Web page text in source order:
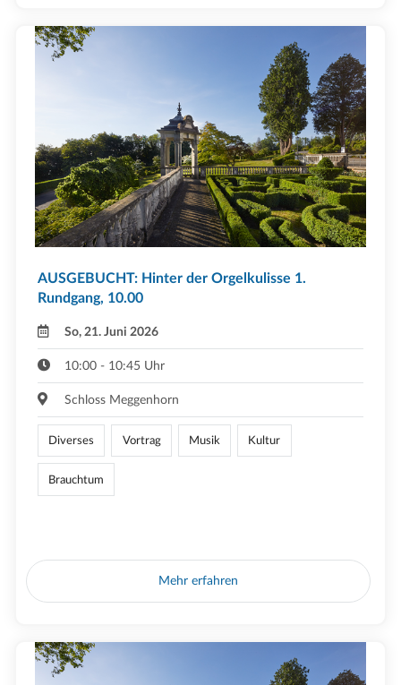
AUSGEBUCHT: Hinter der Orgelkulisse 1.
Rundgang, 10.00
So, 21. Juni 2026
10:00 - 10:45 Uhr
Schloss Meggenhorn
Diverses Vortrag Musik Kultur
Brauchtum
Mehr erfahren